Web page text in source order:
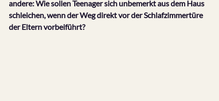
andere: Wie sollen Teenager sich unbemerkt aus dem Haus
schleichen, wenn der Weg direkt vor der Schlafzimmertüre
der Eltern vorbeiführt?